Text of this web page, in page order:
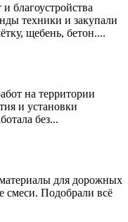
благоустройства
техники и закупали
щебень, бетон....
на территории
и установки
без...
для дорожных
смеси. Подобрали всё